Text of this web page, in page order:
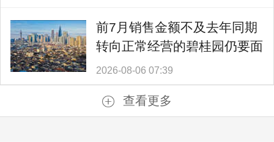
前7月销售金额不及去年同期
转向正常经营的碧桂园仍要面
对难题
2026-08-06 07:39
查看更多